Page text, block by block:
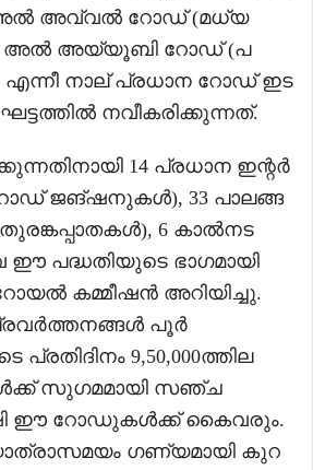
അവ്വൽ റോഡ് (മധ്യ
അൽ അയ്യൂബി റോഡ് (പ
എന്നീ നാല് പ്രധാന റോഡ് ഇട
നവീകരിക്കുന്നത്.
14 പ്രധാന ഇന്റർ
ജങ്ഷനുകൾ), 33 പാലങ്ങ
6 കാൽനട
ഈ പദ്ധതിയുടെ ഭാഗമായി
റോയൽ കമ്മീഷൻ അറിയിച്ചു.
പൂർ
9,50,000ത്തില
സുഗമമായി സഞ്ച
ഈ റോഡുകൾക്ക് കൈവരും.
ഗണ്യമായി കുറ